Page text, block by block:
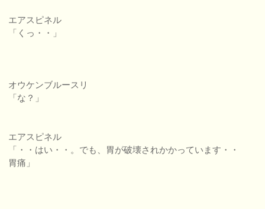
エアスピネル
「くっ・・」
オウケンブルースリ
「な？」
エアスピネル
「・・はい・・。でも、胃が破壊されかかっています・・
胃痛」